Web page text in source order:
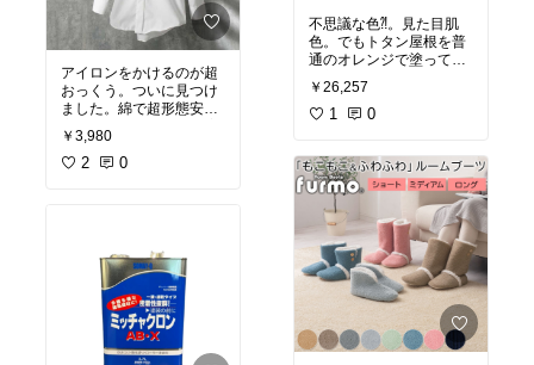
アイロンをかけるのが超
おっくう。ついに見つけ
ました。綿で超形態安
定！洗濯後返品ＯＫ!３着
買いました！
￥3,980
2 0
不思議な色⁈。見た目肌
色。でもトタン屋根を普
通のオレンジで塗って、
木部をこれで塗るとアラ
不思議。オレンジの光と
影のハーモニー。お試し
￥26,257
1 0